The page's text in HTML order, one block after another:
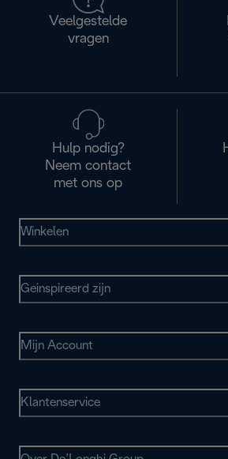
Veelgestelde
vragen
Hulp nodig?
Neem contact
met ons op
Winkelen
Geinspireerd zijn
Mijn Account
Klantenservice